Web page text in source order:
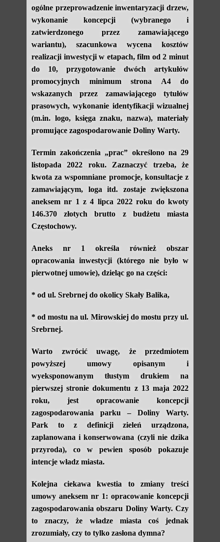
ogólne przeprowadzenie inwentaryzacji drzew,
wykonanie koncepcji (wybranego i
zatwierdzonego przez zamawiającego
wariantu), szacunkowa wycena kosztów
realizacji inwestycji w etapach, film od 2 minut
do 10, przygotowanie dwóch artykułów
promocyjnych minimum strona A4 do
wskazanych przez zamawiającego tytułów
prasowych, wykonanie identyfikacji wizualnej
(m.in. logo, księga znaku, nazwa), materiały
promujące zagospodarowanie Doliny Warty.
Termin zakończenia „prac” określono na 29
listopada 2022 roku. Zaznaczyć trzeba, że
kwota za wspomniane promocje, konsultacje z
zamawiającym, loga itd. zostaje zwiększona
aneksem nr 1 z 4 lipca 2022 roku do kwoty
146.370 złotych brutto z budżetu miasta
Częstochowy.
Aneks nr 1 określa również obszar
opracowania inwestycji (którego nie było w
pierwotnej umowie), dzieląc go na części:
* od ul. Srebrnej do okolicy Skały Balika,
* od mostu na ul. Mirowskiej do mostu przy ul.
Srebrnej.
Warto zwrócić uwagę, że przedmiotem
powyższej umowy opisanym i
wyeksponowanym tłustym drukiem na
pierwszej stronie dokumentu z 13 maja 2022
roku, jest opracowanie koncepcji
zagospodarowania parku – Doliny Warty.
Park to z definicji zieleń urządzona,
zaplanowana i konserwowana (czyli nie dzika
przyroda), co w pewien sposób pokazuje
intencje władz miasta.
Kolejna ciekawa kwestia to zmiany treści
umowy aneksem nr 1: opracowanie koncepcji
zagospodarowania obszaru Doliny Warty. Czy
to znaczy, że władze miasta coś jednak
zrozumiały, czy to tylko zasłona dymna?